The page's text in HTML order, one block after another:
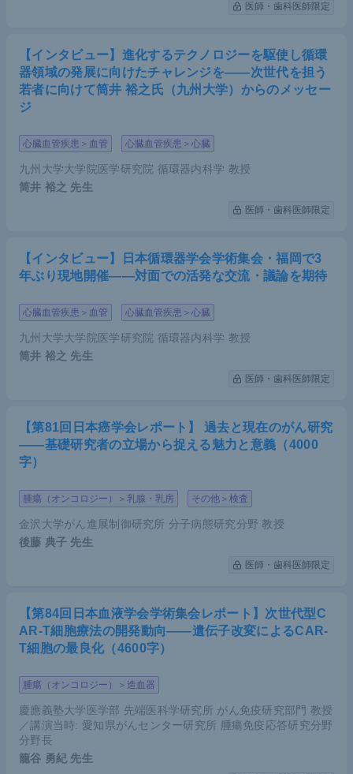
医師・歯科医師限定
【インタビュー】進化するテクノロジーを駆使し循環
器領域の発展に向けたチャレンジを――次世代を担う
若者に向けて筒井 裕之氏（九州大学）からのメッセー
ジ
心臓血管疾患＞血管 心臓血管疾患＞心臓
九州大学大学院医学研究院 循環器内科学 教授
筒井 裕之 先生
医師・歯科医師限定
【インタビュー】日本循環器学会学術集会・福岡で3
年ぶり現地開催――対面での活発な交流・議論を期待
心臓血管疾患＞血管 心臓血管疾患＞心臓
九州大学大学院医学研究院 循環器内科学 教授
筒井 裕之 先生
医師・歯科医師限定
【第81回日本癌学会レポート】 過去と現在のがん研究
――基礎研究者の立場から捉える魅力と意義（4000
字）
腫瘍（オンコロジー）＞乳腺・乳房 その他＞検査
金沢大学がん進展制御研究所 分子病態研究分野 教授
後藤 典子 先生
医師・歯科医師限定
【第84回日本血液学会学術集会レポート】次世代型C
AR-T細胞療法の開発動向――遺伝子改変によるCAR-
T細胞の最良化（4600字）
腫瘍（オンコロジー）＞造血器
慶應義塾大学医学部 先端医科学研究所 がん免疫研究部門 教授
／講演当時: 愛知県がんセンター研究所 腫瘍免疫応答研究分野
分野長
籠谷 勇紀 先生